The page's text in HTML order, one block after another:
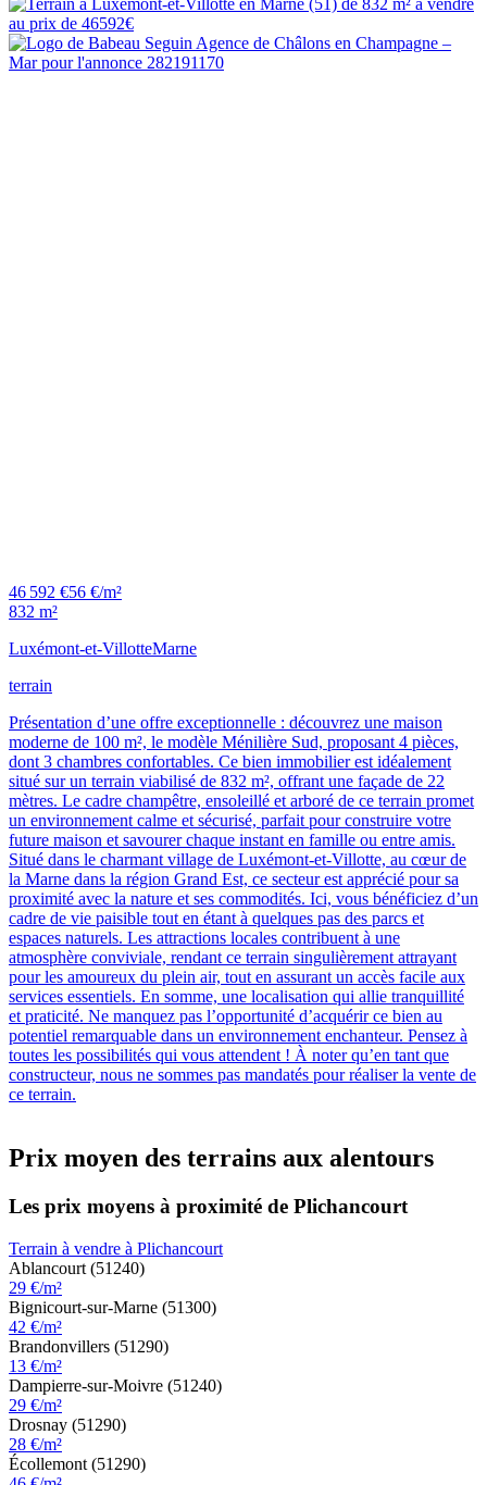
46 592 €56 €/m²
832 m²
Luxémont-et-VillotteMarne
terrain
Présentation d’une offre exceptionnelle : découvrez une maison
moderne de 100 m², le modèle Ménilière Sud, proposant 4 pièces,
dont 3 chambres confortables. Ce bien immobilier est idéalement
situé sur un terrain viabilisé de 832 m², offrant une façade de 22
mètres. Le cadre champêtre, ensoleillé et arboré de ce terrain promet
un environnement calme et sécurisé, parfait pour construire votre
future maison et savourer chaque instant en famille ou entre amis.
Situé dans le charmant village de Luxémont-et-Villotte, au cœur de
la Marne dans la région Grand Est, ce secteur est apprécié pour sa
proximité avec la nature et ses commodités. Ici, vous bénéficiez d’un
cadre de vie paisible tout en étant à quelques pas des parcs et
espaces naturels. Les attractions locales contribuent à une
atmosphère conviviale, rendant ce terrain singulièrement attrayant
pour les amoureux du plein air, tout en assurant un accès facile aux
services essentiels. En somme, une localisation qui allie tranquillité
et praticité. Ne manquez pas l’opportunité d’acquérir ce bien au
potentiel remarquable dans un environnement enchanteur. Pensez à
toutes les possibilités qui vous attendent ! À noter qu’en tant que
constructeur, nous ne sommes pas mandatés pour réaliser la vente de
ce terrain.
Prix moyen des terrains aux alentours
Les prix moyens à proximité de Plichancourt
Terrain à vendre à Plichancourt
Ablancourt (51240)
29 €/m²
Bignicourt-sur-Marne (51300)
42 €/m²
Brandonvillers (51290)
13 €/m²
Dampierre-sur-Moivre (51240)
29 €/m²
Drosnay (51290)
28 €/m²
Écollemont (51290)